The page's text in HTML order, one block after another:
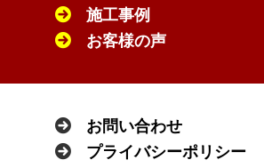
施工事例
お客様の声
お問い合わせ
プライバシーポリシー